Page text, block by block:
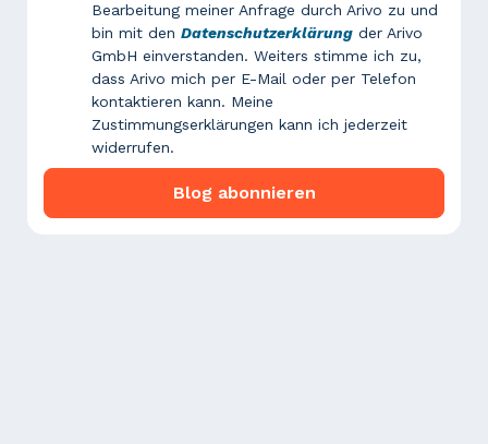
Bearbeitung meiner Anfrage durch Arivo zu und
bin mit den Datenschutzerklärung der Arivo
GmbH einverstanden. Weiters stimme ich zu,
dass Arivo mich per E-Mail oder per Telefon
kontaktieren kann. Meine
Zustimmungserklärungen kann ich jederzeit
widerrufen.